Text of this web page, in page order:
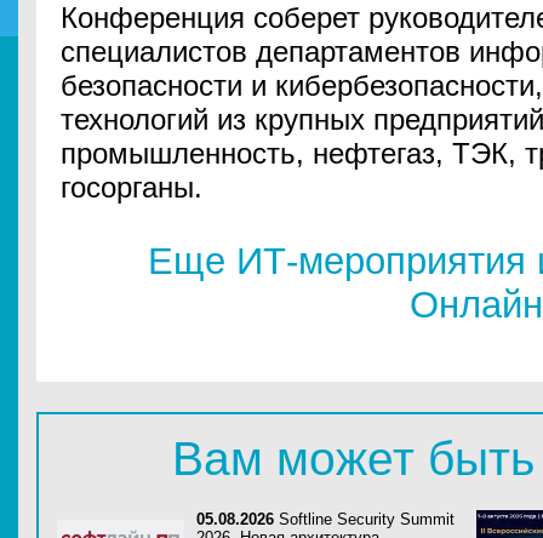
Конференция соберет
специалистов департаментов
безопасности и
технологий из крупных
промышленность, нефтегаз, ТЭК,
госорганы.
Еще ИТ-мероприятия
Онлайн
Вам может быть
05.08.2026 Softline Security Summit